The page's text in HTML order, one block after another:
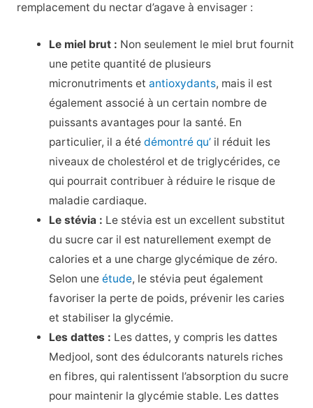
remplacement du nectar d’agave à envisager :
Le miel brut : Non seulement le miel brut fournit
une petite quantité de plusieurs
micronutriments etantioxydants, mais il est
également associé à un certain nombre de
puissants avantages pour la santé. En
particulier, il a étédémontré qu’ il réduit les
niveaux de cholestérol et de triglycérides, ce
qui pourrait contribuer à réduire le risque de
maladie cardiaque.
Le stévia : Le stévia est un excellent substitut
du sucre car il est naturellement exempt de
calories et a une charge glycémique de zéro.
Selon uneétude, le stévia peut également
favoriser la perte de poids, prévenir les caries
et stabiliser la glycémie.
Les dattes : Les dattes, y compris les dattes
Medjool, sont des édulcorants naturels riches
en fibres, qui ralentissent l’absorption du sucre
pour maintenir la glycémie stable. Les dattes